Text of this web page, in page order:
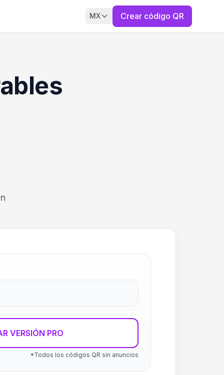
MX Crear código QR
VERSIÓN PRO
*Todos los códigos QR sin anuncios